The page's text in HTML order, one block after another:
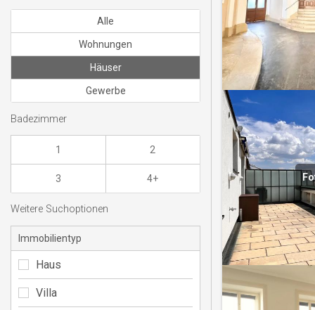
Alle
Wohnungen
Häuser
Gewerbe
Badezimmer
1 2
3 4+
Weitere Suchoptionen
Immobilientyp
Haus
Villa